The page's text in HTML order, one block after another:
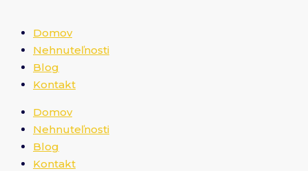
Domov
Nehnuteľnosti
Blog
Kontakt
Domov
Nehnuteľnosti
Blog
Kontakt